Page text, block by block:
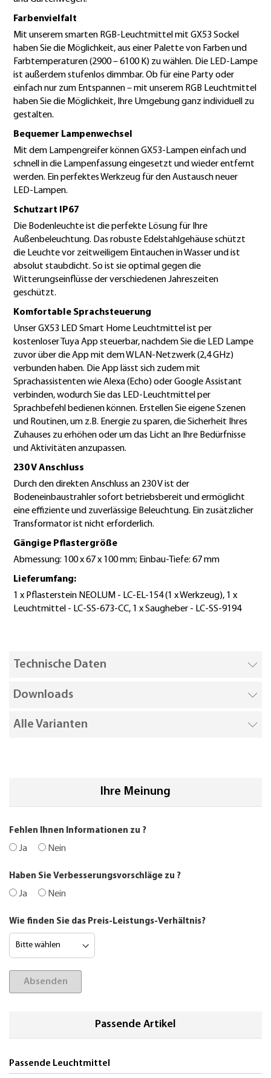
Farbenvielfalt
Mit unserem smarten RGB-Leuchtmittel mit GX53 Sockel
haben Sie die Möglichkeit, aus einer Palette von Farben und
Farbtemperaturen (2900 – 6100 K) zu wählen. Die LED-Lampe
ist außerdem stufenlos dimmbar. Ob für eine Party oder
einfach nur zum Entspannen – mit unserem RGB Leuchtmittel
haben Sie die Möglichkeit, Ihre Umgebung ganz individuell zu
gestalten.
Bequemer Lampenwechsel
Mit dem Lampengreifer können GX53-Lampen einfach und
schnell in die Lampenfassung eingesetzt und wieder entfernt
werden. Ein perfektes Werkzeug für den Austausch neuer
LED-Lampen.
Schutzart IP67
Die Bodenleuchte ist die perfekte Lösung für Ihre
Außenbeleuchtung. Das robuste Edelstahlgehäuse schützt
die Leuchte vor zeitweiligem Eintauchen in Wasser und ist
absolut staubdicht. So ist sie optimal gegen die
Witterungseinflüsse der verschiedenen Jahreszeiten
geschützt.
Komfortable Sprachsteuerung
Unser GX53 LED Smart Home Leuchtmittel ist per
kostenloser Tuya App steuerbar, nachdem Sie die LED Lampe
zuvor über die App mit dem WLAN-Netzwerk (2,4 GHz)
verbunden haben. Die App lässt sich zudem mit
Sprachassistenten wie Alexa (Echo) oder Google Assistant
verbinden, wodurch Sie das LED-Leuchtmittel per
Sprachbefehl bedienen können. Erstellen Sie eigene Szenen
und Routinen, um z.B. Energie zu sparen, die Sicherheit Ihres
Zuhauses zu erhöhen oder um das Licht an Ihre Bedürfnisse
und Aktivitäten anzupassen.
230 V Anschluss
Durch den direkten Anschluss an 230 V ist der
Bodeneinbaustrahler sofort betriebsbereit und ermöglicht
eine effiziente und zuverlässige Beleuchtung. Ein zusätzlicher
Transformator ist nicht erforderlich.
Gängige Pflastergröße
Abmessung: 100 x 67 x 100 mm; Einbau-Tiefe: 67 mm
Lieferumfang:
1 x Pflasterstein NEOLUM - LC-EL-154 (1 x Werkzeug), 1 x
Leuchtmittel - LC-SS-673-CC, 1 x Saugheber - LC-SS-9194
Technische Daten
Downloads
Alle Varianten
Ihre Meinung
Fehlen Ihnen Informationen zu ?
Ja Nein
Haben Sie Verbesserungsvorschläge zu ?
Ja Nein
Wie finden Sie das Preis-Leistungs-Verhältnis?
Absenden
Passende Artikel
Passende Leuchtmittel